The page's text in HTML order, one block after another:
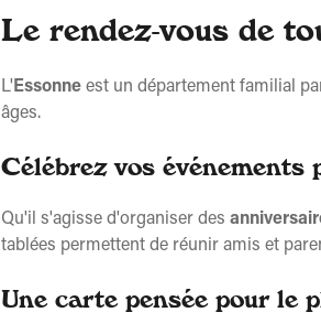
Le rendez-vous de
L' Essonne est un département familial
âges.
Célébrez vos événements
Qu'il s'agisse d'organiser des
tablées permettent de réunir amis et
Une carte pensée pour le